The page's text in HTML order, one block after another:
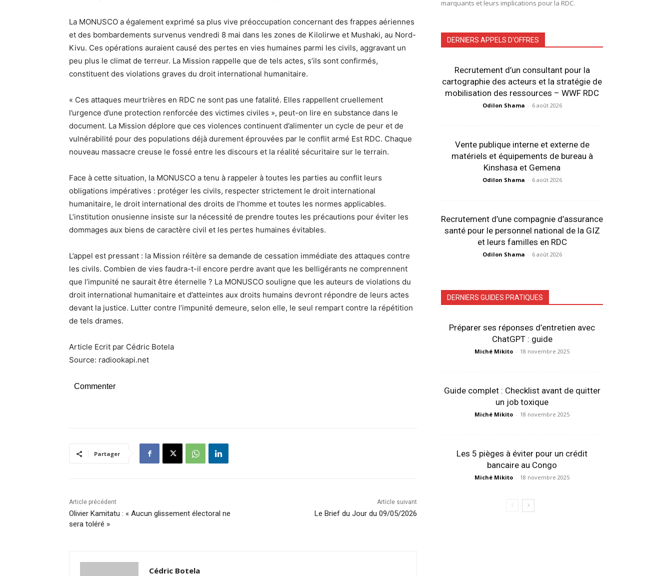
La MONUSCO a également exprimé sa plus vive préoccupation concernant des frappes aériennes
et des bombardements survenus vendredi 8 mai dans les zones de Kilolirwe et Mushaki, au Nord-
Kivu. Ces opérations auraient causé des pertes en vies humaines parmi les civils, aggravant un
peu plus le climat de terreur. La Mission rappelle que de tels actes, s’ils sont confirmés,
constituent des violations graves du droit international humanitaire.
« Ces attaques meurtrières en RDC ne sont pas une fatalité. Elles rappellent cruellement
l’urgence d’une protection renforcée des victimes civiles », peut-on lire en substance dans le
document. La Mission déplore que ces violences continuent d’alimenter un cycle de peur et de
vulnérabilité pour des populations déjà durement éprouvées par le conflit armé Est RDC. Chaque
nouveau massacre creuse le fossé entre les discours et la réalité sécuritaire sur le terrain.
Face à cette situation, la MONUSCO a tenu à rappeler à toutes les parties au conflit leurs
obligations impératives : protéger les civils, respecter strictement le droit international
humanitaire, le droit international des droits de l’homme et toutes les normes applicables.
L’institution onusienne insiste sur la nécessité de prendre toutes les précautions pour éviter les
dommages aux biens de caractère civil et les pertes humaines évitables.
L’appel est pressant : la Mission réitère sa demande de cessation immédiate des attaques contre
les civils. Combien de vies faudra-t-il encore perdre avant que les belligérants ne comprennent
que l’impunité ne saurait être éternelle ? La MONUSCO souligne que les auteurs de violations du
droit international humanitaire et d’atteintes aux droits humains devront répondre de leurs actes
devant la justice. Lutter contre l’impunité demeure, selon elle, le seul rempart contre la répétition
de tels drames.
Article Ecrit par Cédric Botela
Source: radiookapi.net
Commenter
Partager
Article précédent
Olivier Kamitatu : « Aucun glissement électoral ne
sera toléré »
Article suivant
Le Brief du Jour du 09/05/2026
Cédric Botela
marquants et leurs implications pour la RDC.
DERNIERS APPELS D'OFFRES
Recrutement d’un consultant pour la
cartographie des acteurs et la stratégie de
mobilisation des ressources – WWF RDC
Odilon Shama - 6 août 2026
Vente publique interne et externe de
matériels et équipements de bureau à
Kinshasa et Gemena
Odilon Shama - 6 août 2026
Recrutement d’une compagnie d’assurance
santé pour le personnel national de la GIZ
et leurs familles en RDC
Odilon Shama - 6 août 2026
DERNIERS GUIDES PRATIQUES
Préparer ses réponses d’entretien avec
ChatGPT : guide
Miché Mikito - 18 novembre 2025
Guide complet : Checklist avant de quitter
un job toxique
Miché Mikito - 18 novembre 2025
Les 5 pièges à éviter pour un crédit
bancaire au Congo
Miché Mikito - 18 novembre 2025